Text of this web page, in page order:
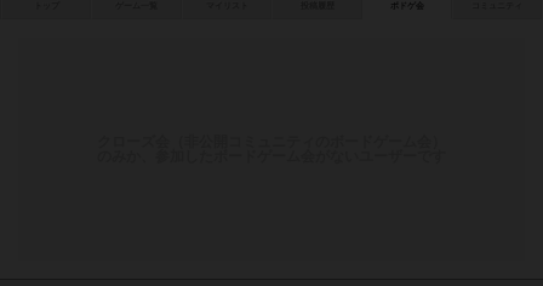
ボ ドゲ